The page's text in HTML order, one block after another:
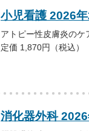
小児看護 2026
アトピー性皮膚炎のケ
定価 1,870円（税込）
消化器外科